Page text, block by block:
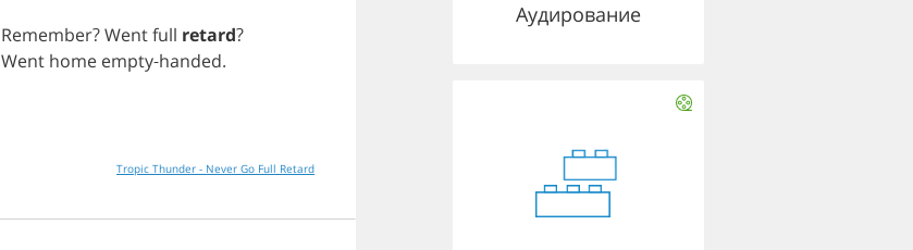
Remember?Wentfull retard?
Went home empty-handed.
Tropic Thunder - Never Go Full Retard
Аудирование